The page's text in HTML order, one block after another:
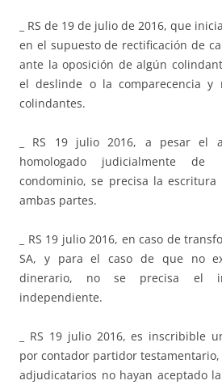
_ RS de 19 de julio de 2016, que
en el supuesto de rectificación de
ante la oposición de algún
el deslinde o la comparecencia y
colindantes.
_ RS 19 julio 2016, a pesar el
homologado judicialmente
condominio, se precisa la
ambas partes.
_ RS 19 julio 2016, en caso de
SA, y para el caso de que no
dinerario, no se precisa el
independiente.
_ RS 19 julio 2016, es inscribible
por contador partidor
adjudicatarios no hayan aceptado